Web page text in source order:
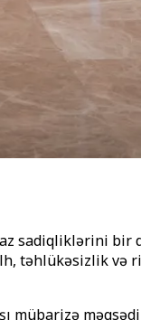
sadiqliklərini bir
təhlükəsizlik və